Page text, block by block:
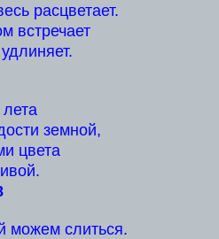
расцветает.
встречает
нам удлиняет.
земной,
цвета
живой.
можем слиться.